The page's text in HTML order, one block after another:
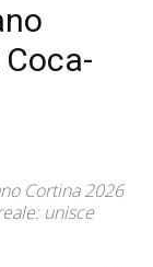
Cortina 2026
unisce